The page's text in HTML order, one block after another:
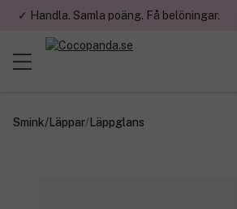
✓ Handla. Samla poäng. Få belöningar.
Smink/Läppar/Läppglans